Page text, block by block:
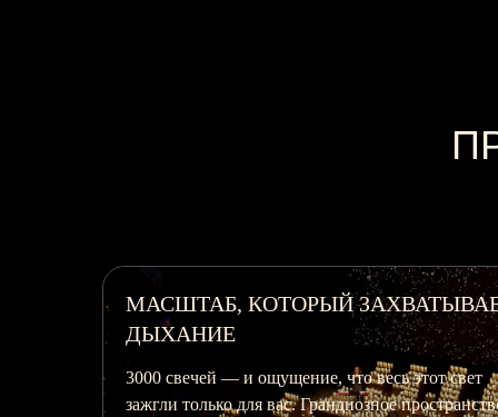
ЛЕГЕНДАРНЫЙ КОНЦЕРТНЫЙ ЗАЛ
Ставропольский Дворец детского творчества —
один из крупнейших городских концертных
площадок. Удобное расположение в центре